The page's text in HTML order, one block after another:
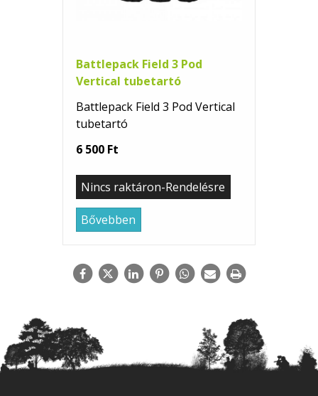
Battlepack Field 3 Pod
Vertical tubetartó
Battlepack Field 3 Pod Vertical
tubetartó
6 500 Ft
Nincs raktáron-Rendelésre
Bővebben